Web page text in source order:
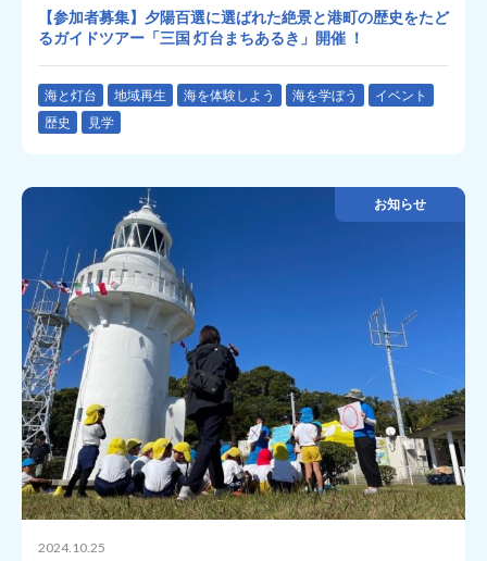
【参加者募集】夕陽百選に選ばれた絶景と港町の歴史をたど
るガイドツアー「三国 灯台まちあるき」開催 ！
海と灯台 地域再生 海を体験しよう 海を学ぼう
イベント
歴史
見学
お知らせ
2024.10.25